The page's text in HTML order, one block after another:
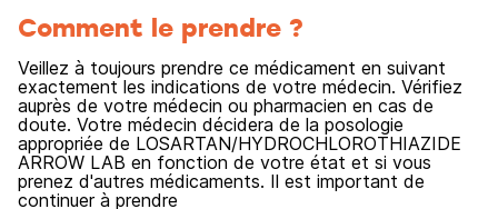
Comment le prendre ?
Veillez à toujours prendre ce médicament en suivant
exactement les indications de votre médecin. Vérifiez
auprès de votre médecin ou pharmacien en cas de
doute. Votre médecin décidera de la posologie
appropriée de LOSARTAN/HYDROCHLOROTHIAZIDE
ARROW LAB en fonction de votre état et si vous
prenez d'autres médicaments. Il est important de
continuer à prendre